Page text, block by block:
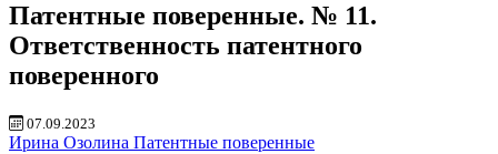
Патентные поверенные. № 11.
Ответственность патентного
поверенного
07.09.2023
Ирина Озолина Патентные поверенные